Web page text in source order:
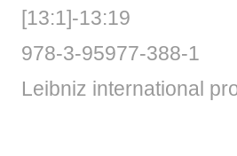
[13:1]-13:19
978-3-95977-388-1
Leibniz international